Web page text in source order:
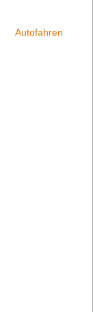
Autofahren